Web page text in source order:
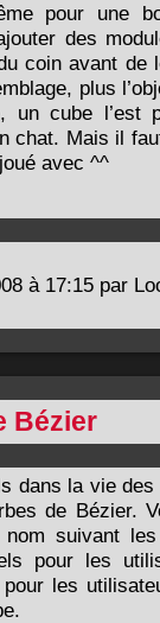
pour une
des
coin avant de
plus
un cube
chat. Mais il
avec ^^
à 17:15 par
Bézier
dans la vie
de Bézier.
suivant
pour les
les